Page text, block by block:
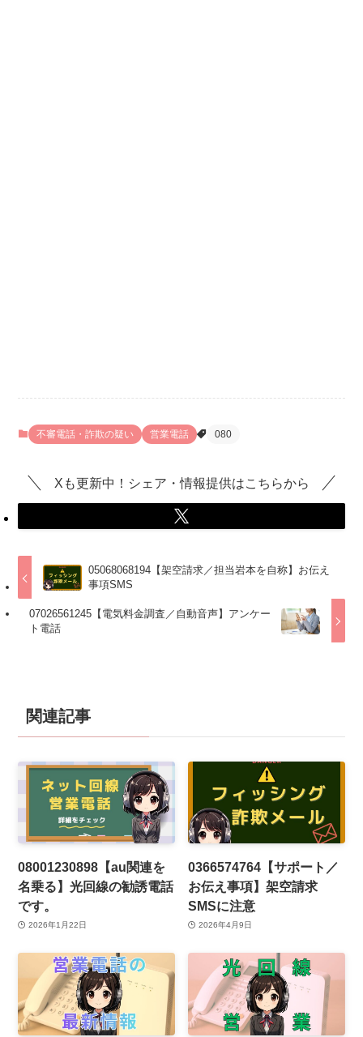
不審電話・詐欺の疑い 営業電話 080
Xも更新中！シェア・情報提供はこちらから
05068068194【架空請求／担当岩本を自称】お伝え
事項SMS
07026561245【電気料金調査／自動音声】アンケー
ト電話
関連記事
08001230898【au関連を
名乗る】光回線の勧誘電話
です。
2026年1月22日
0366574764【サポート／
お伝え事項】架空請求
SMSに注意
2026年4月9日